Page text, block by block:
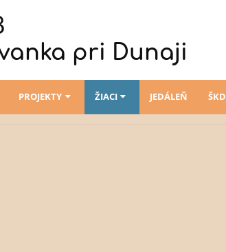
pri Dunaji
PROJEKTY ŽIACI JEDÁLEŇ ŠKD